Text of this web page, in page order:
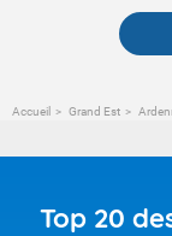
Accueil Grand Est
Top 20